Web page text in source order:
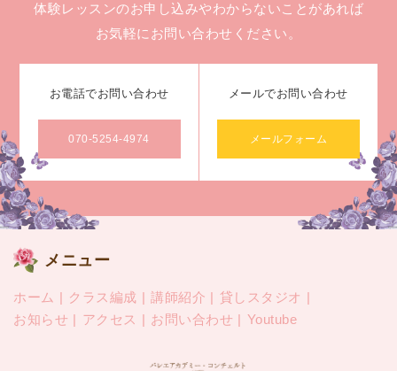
体験レッスンのお申し込みやわからないことがあれば
お気軽にお問い合わせください。
お電話でお問い合わせ
070-5254-4974
メールでお問い合わせ
メールフォーム
メニュー
ホーム クラス編成 講師紹介
貸しスタジオ
お知らせ
アクセス お問い合わせ Youtube